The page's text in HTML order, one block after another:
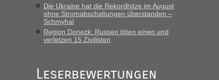
Berichte und Reisetipps • Re: An welchem
Grenzübergang zwischen Polen und der Ukraine geht es am
schnellsten?
„Gestern 6 Stunden warten vor der Grenze Richtung Polen
Die Ukraine hat die Rekordhitze im August
ohne Stromabschaltungen überstanden –
Schmyhal
Region Donezk: Russen töten einen und
verletzen 15 Zivilisten
Leserbewertungen